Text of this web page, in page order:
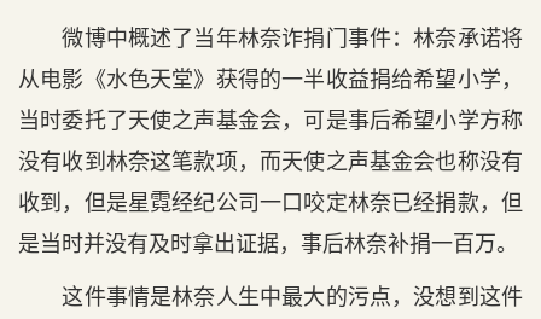
微博中概述了当年林奈诈捐门事件：林奈承诺将
从电影《水色天堂》获得的一半收益捐给希望小学，
当时委托了天使之声基金会，可是事后希望小学方称
没有收到林奈这笔款项，而天使之声基金会也称没有
收到，但是星霓经纪公司一口咬定林奈已经捐款，但
是当时并没有及时拿出证据，事后林奈补捐一百万。
这件事情是林奈人生中最大的污点，没想到这件